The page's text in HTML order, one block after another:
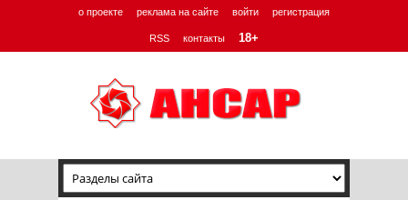
о проекте реклама на сайте войти регистрация
RSS контакты 18+